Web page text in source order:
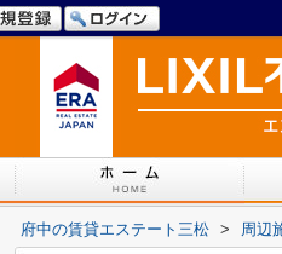
府中の賃貸エステート三松 > 周辺